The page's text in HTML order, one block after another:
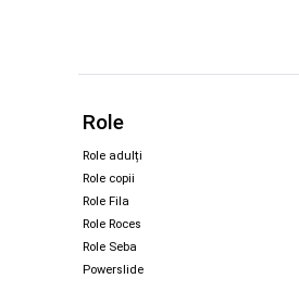
Role
Role adulți
Role copii
Role Fila
Role Roces
Role Seba
Powerslide